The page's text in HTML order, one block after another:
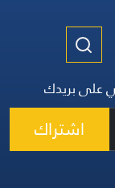
على بريدك
اشتراك